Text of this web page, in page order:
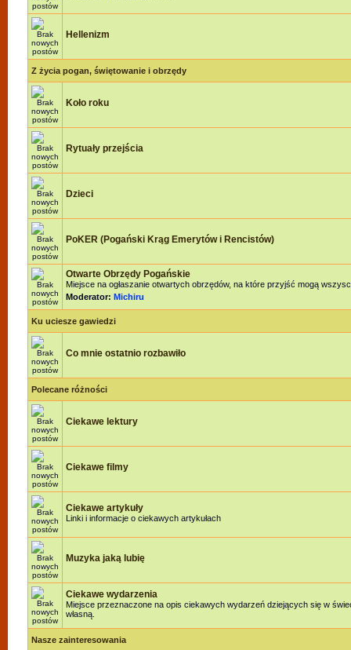
Hellenizm
Z życia pogan, świętowanie i obrzędy
Koło roku
Rytuały przejścia
Dzieci
PoKER (Pogański Krąg Emerytów i Rencistów)
Otwarte Obrzędy Pogańskie
Miejsce na ogłaszanie otwartych obrzędów, na które przyjść mogą
Moderator: Michiru
Ku uciesze gawiedzi
Co mnie ostatnio rozbawiło
Polecane różności
Ciekawe lektury
Ciekawe filmy
Ciekawe artykuły
Linki i informacje o ciekawych artykułach
Muzyka jaką lubię
Ciekawe wydarzenia
Miejsce przeznaczone na opis ciekawych wydarzeń dziejących się w
własną.
Nasze zainteresowania